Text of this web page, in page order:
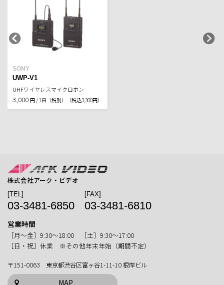
SONY
UWP-V1
UHFワイヤレスマイクロホン
3,000 円 / 1日（税別） （税込3,300円）
株式会社アーク・ビデオ
[TEL]
03-3481-6850
[FAX]
03-3481-6810
営業時間
［月〜金］9:30〜18:00 ［土］9:30〜17:00
［日・祝］休業 ※その他年末年始（期間不定）
〒151-0063 東京都渋谷区富ヶ谷1-11-10 根岸ビル
MAP